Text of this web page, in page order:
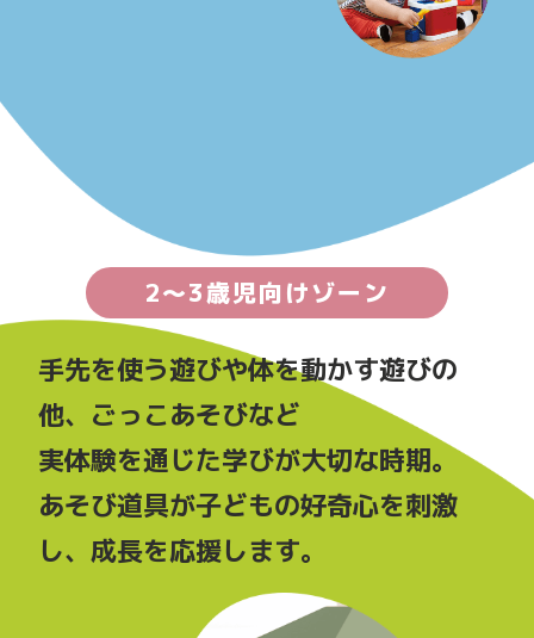
2〜3歳児向けゾーン
手先を使う遊びや体を動かす遊びの
他、ごっこあそびなど
実体験を通じた学びが大切な時期。
あそび道具が子どもの好奇心を刺激
し、成長を応援します。